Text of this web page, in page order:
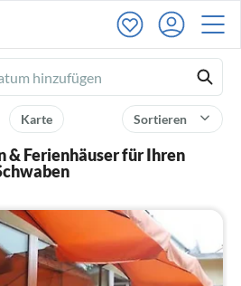
Sortieren
Karte
& Ferienhäuser für Ihren